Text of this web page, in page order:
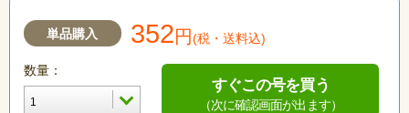
単品購入 352円(税・送料込)
数量：
すぐこの号を買う
（次に確認画面が出ます）